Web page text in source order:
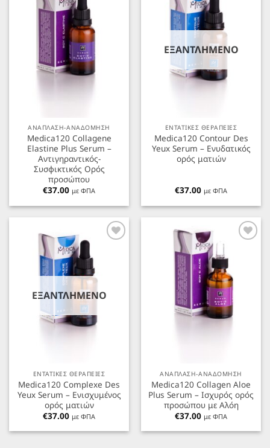
Αγαπημένα
ΑΝΑΠΛΑΣΗ-ΑΝΑΔΟΜΗΣΗ
Medica120 Collagene
Elastine Plus Serum –
Αντιγηραντικός-
Συσφικτικός Ορός
προσώπου
€37.00 με ΦΠΑ
ΕΞΑΝΤΛΗΜΈΝΟ
ΕΝΤΑΤΙΚΕΣ ΘΕΡΑΠΕΙΕΣ
Medica120 Contour Des
Yeux Serum – Ενυδατικός
ορός ματιών
€37.00 με ΦΠΑ
Προσθήκη
Αγαπημένα
ΕΞΑΝΤΛΗΜΈΝΟ
ΕΝΤΑΤΙΚΕΣ ΘΕΡΑΠΕΙΕΣ
Medica120 Complexe Des
Yeux Serum – Ενισχυμένος
ορός ματιών
€37.00 με ΦΠΑ
Προσθήκη
ΑΝΑΠΛΑΣΗ-ΑΝΑΔΟΜΗΣΗ
Medica120 Collagen Aloe
Plus Serum – Ισχυρός ορός
προσώπου με Αλόη
€37.00 με ΦΠΑ